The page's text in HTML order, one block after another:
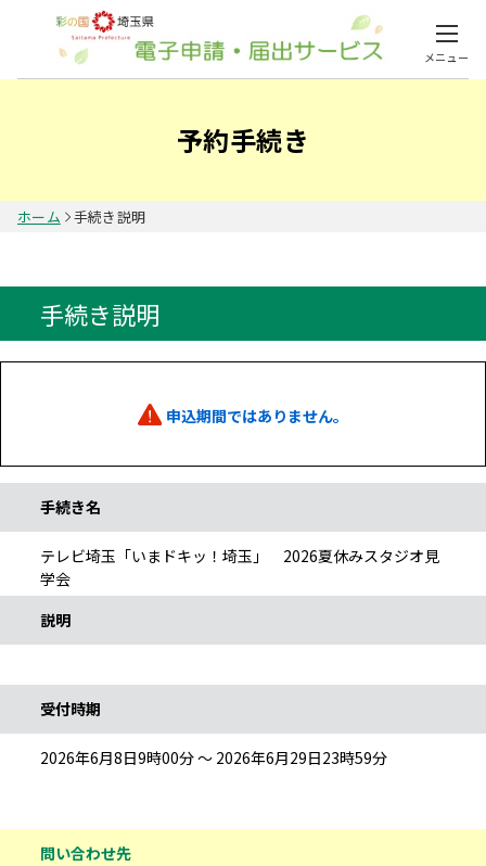
メニュー
予約手続き
ホーム 手続き説明
手続き説明
申込期間ではありません。
手続き名
テレビ埼玉「いまドキッ！埼玉」 2026夏休みスタジオ見
学会
説明
受付時期
2026年6月8日9時00分 ～ 2026年6月29日23時59分
問い合わせ先